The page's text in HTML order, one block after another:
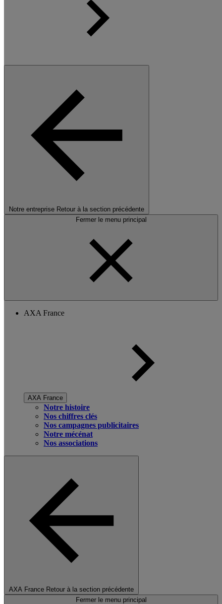
Notre entreprise Retour à la section précédente
Fermer le menu principal
AXA France
AXA France
Notre histoire
Nos chiffres clés
Nos campagnes publicitaires
Notre mécénat
Nos associations
AXA France Retour à la section précédente
Fermer le menu principal